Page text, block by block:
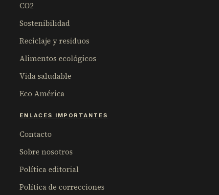
CO2
Sostenibilidad
Reciclaje y residuos
Alimentos ecológicos
Vida saludable
Eco América
ENLACES IMPORTANTES
Contacto
Sobre nosotros
Política editorial
Política de correcciones